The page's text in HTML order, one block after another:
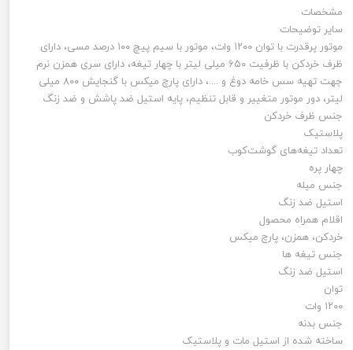
مشخصات
سایر توضیحات
موتور پرقدرت با توان ۱۲۰۰ وات، موتور با سیم پیچ ۱۰۰ درصد مسی، دارای
ظرف خردکن با ظرفیت ۶۵۰ میلی لیتر با چهار تیغه، دارای سری همزن نرم
جهت تهیه سس خامه دوغ و ....، دارای پارچ میکس با گنجایش ۸۰۰ میلی
لیتر، دور موتور متغییر و قابل تنظیم، پایه استیل ضد پاشش و ضد زنگ
جنس ظرف خردکن
پلاستیک
تعداد تیغه‌های گوشت‌کوب
چهار پره
جنس میله
استیل ضد زنگ
اقلام همراه محصول
خردکن، همزن، پارچ میکس
جنس تیغه ها
استیل ضد زنگ
توان
۱۲۰۰ وات
جنس بدنه
ساخته شده از استیل مات و پلاستیک